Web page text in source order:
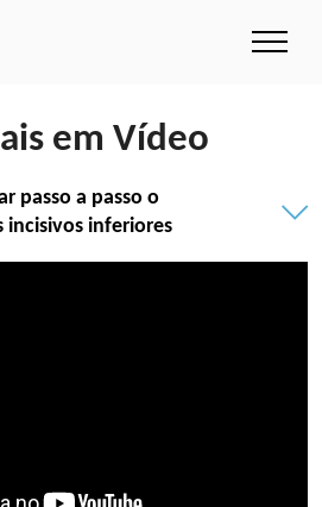
em Vídeo
passo a passo o
incisivos inferiores